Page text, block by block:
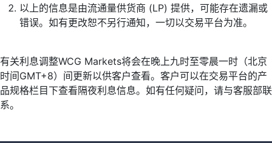
以上的信息是由流通量供货商 (LP) 提供，可能存在遗漏或
错误。如有更改恕不另行通知，一切以交易平台为准。
有关利息调整WCG Markets将会在晚上九时至零晨一时（北京
时间GMT+8）间更新以供客户查看。客户可以在交易平台的产
品规格栏目下查看隔夜利息信息。如有任何疑问，请与客服部联
系。